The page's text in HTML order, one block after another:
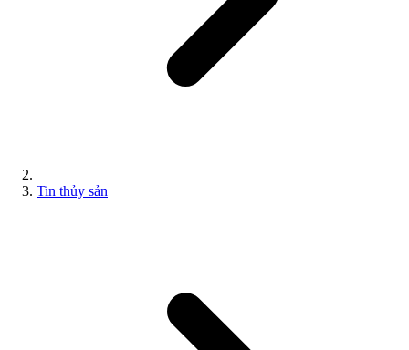
Tin thủy sản